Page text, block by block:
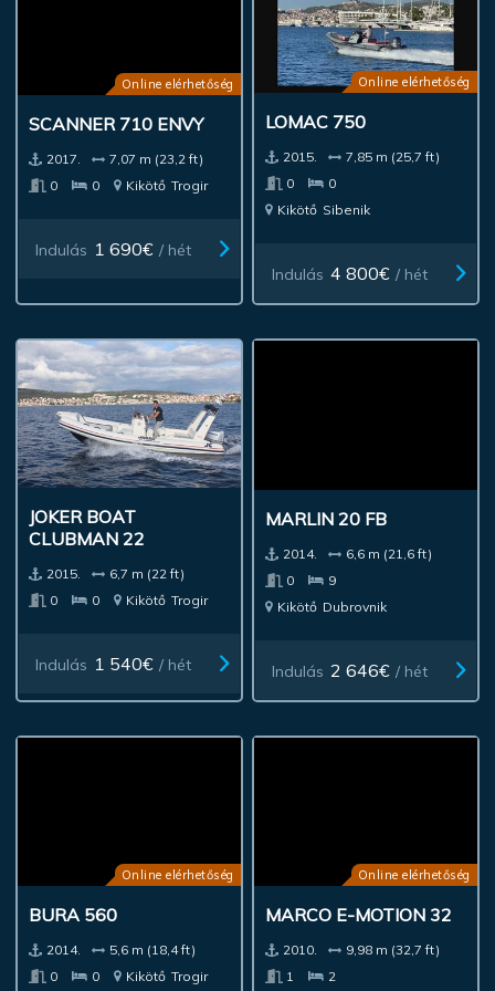
Online elérhetőség
SCANNER 710 ENVY
2017.
7,07 m (23,2 ft)
0
0 Kikötő Trogir
Indulás 1 690€ / hét
Online elérhetőség
LOMAC 750
2015.
7,85 m (25,7 ft)
0
0
Kikötő Sibenik
Indulás 4 800€ / hét
JOKER BOAT
CLUBMAN 22
2015.
6,7 m (22 ft)
0
0 Kikötő Trogir
Indulás 1 540€ / hét
MARLIN 20 FB
2014.
6,6 m (21,6 ft)
0
9
Kikötő Dubrovnik
Indulás 2 646€ / hét
Online elérhetőség
BURA 560
2014.
5,6 m (18,4 ft)
0
0 Kikötő Trogir
Online elérhetőség
MARCO E-MOTION 32
2010.
9,98 m (32,7 ft)
1
2